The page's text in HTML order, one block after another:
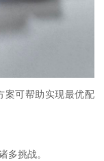
案可帮助实现最优配
多挑战。